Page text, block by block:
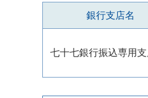
銀行支店名
七十七銀行振込専用